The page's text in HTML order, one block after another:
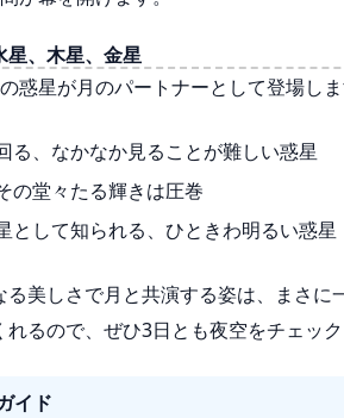
星、木星、金星
惑星が月のパートナーとして登場しま
る、なかなか見ることが難しい惑星
の堂々たる輝きは圧巻
として知られる、ひときわ明るい惑星
美しさで月と共演する姿は、まさに
るので、ぜひ3日とも夜空をチェッ
イド